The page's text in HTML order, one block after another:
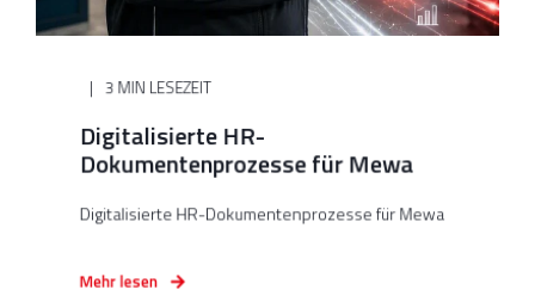
3 MIN LESEZEIT
Digitalisierte HR-
Dokumentenprozesse für Mewa
Digitalisierte HR-Dokumentenprozesse für Mewa
Mehr lesen